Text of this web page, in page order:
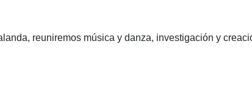
reuniremos música y danza, investigación y